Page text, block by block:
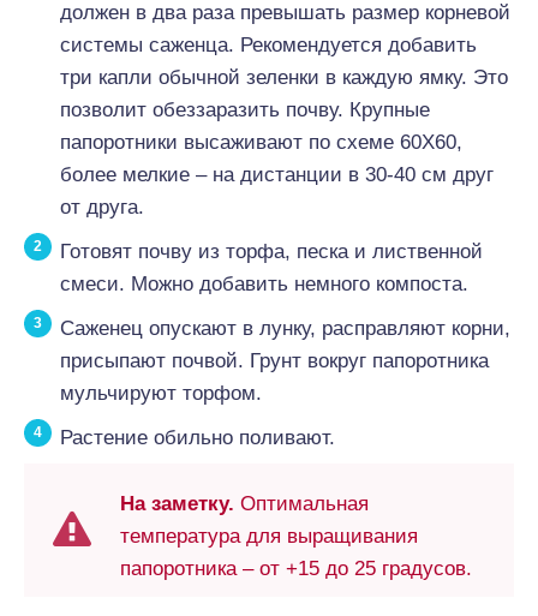
должен в два раза превышать размер корневой
системы саженца. Рекомендуется добавить
три капли обычной зеленки в каждую ямку. Это
позволит обеззаразить почву. Крупные
папоротники высаживают по схеме 60Х60,
более мелкие – на дистанции в 30-40 см друг
от друга.
Готовят почву из торфа, песка и лиственной
смеси. Можно добавить немного компоста.
Саженец опускают в лунку, расправляют корни,
присыпают почвой. Грунт вокруг папоротника
мульчируют торфом.
Растение обильно поливают.
На заметку. Оптимальная
температура для выращивания
папоротника – от +15 до 25 градусов.